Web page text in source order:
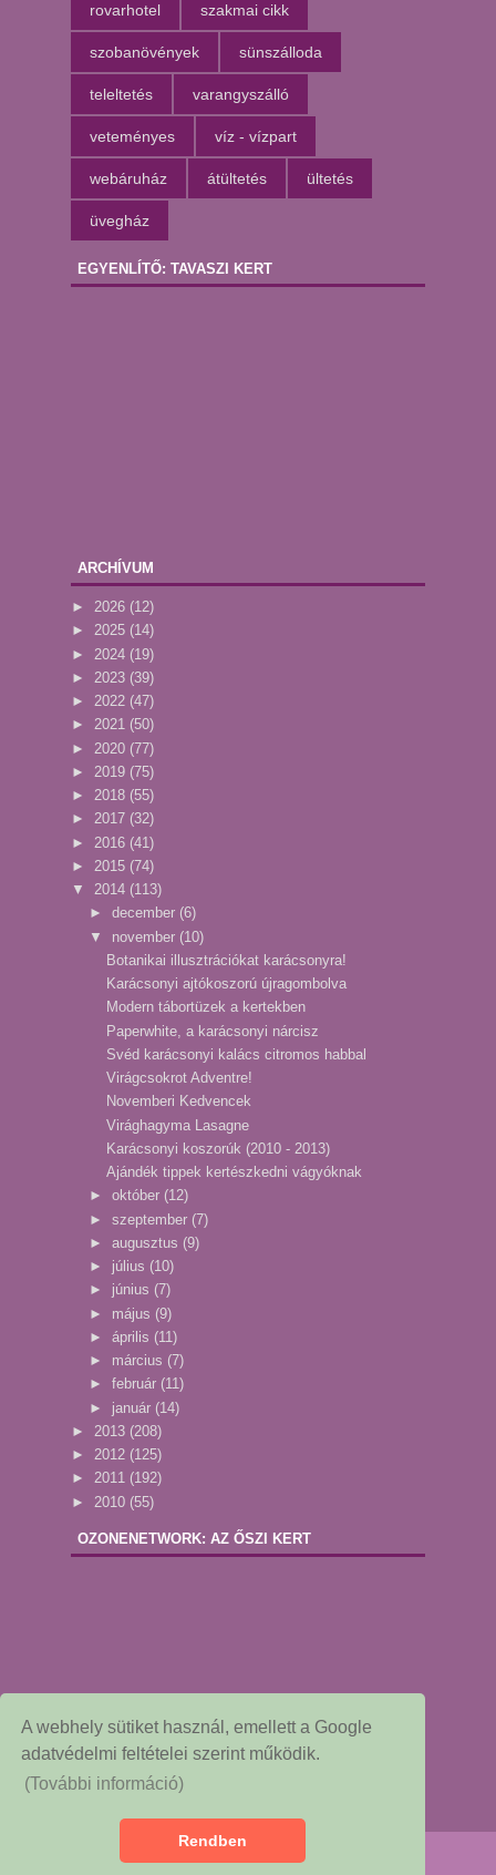
A webhely sütiket használ, emellett a Google
adatvédelmi feltételei szerint működik.
(További információ)
Rendben
rovarhotel szakmai cikk
szobanövények sünszálloda
teleltetés varangyszálló
veteményes víz - vízpart
webáruház átültetés ültetés
üvegház
EGYENLÍTŐ: TAVASZI KERT
ARCHÍVUM
► 2026 (12)
► 2025 (14)
► 2024 (19)
► 2023 (39)
► 2022 (47)
► 2021 (50)
► 2020 (77)
► 2019 (75)
► 2018 (55)
► 2017 (32)
► 2016 (41)
► 2015 (74)
▼ 2014 (113)
► december (6)
▼ november (10)
Botanikai illusztrációkat karácsonyra!
Karácsonyi ajtókoszorú újragombolva
Modern tábortüzek a kertekben
Paperwhite, a karácsonyi nárcisz
Svéd karácsonyi kalács citromos habbal
Virágcsokrot Adventre!
Novemberi Kedvencek
Virághagyma Lasagne
Karácsonyi koszorúk (2010 - 2013)
Ajándék tippek kertészkedni vágyóknak
► október (12)
► szeptember (7)
► augusztus (9)
► július (10)
► június (7)
► május (9)
► április (11)
► március (7)
► február (11)
► január (14)
► 2013 (208)
► 2012 (125)
► 2011 (192)
► 2010 (55)
OZONENETWORK: AZ ŐSZI KERT
Dekor és Mentha